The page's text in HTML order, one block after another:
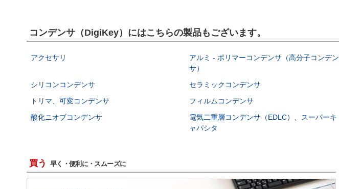
コンデンサ（DigiKey）にはこちらの製品もございます。
アクセサリ
アルミ - ポリマーコンデンサ（高分子コンデン
サ）
シリコンコンデンサ セラミックコンデンサ
トリマ、可変コンデンサ
フィルムコンデンサ
酸化ニオブコンデンサ
電気二重層コンデンサ（EDLC）、スーパーキ
ャパシタ
買う 早く・便利に・スムーズに